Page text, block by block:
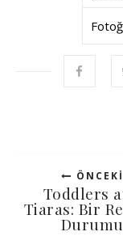
ÖNCEKI
Toddlers
Tiaras: Bir
Durumu